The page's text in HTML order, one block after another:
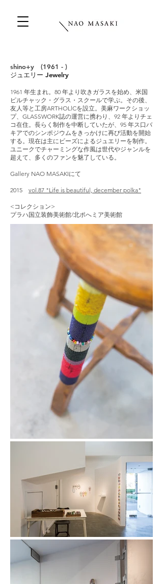
shino+y (1961 - )
ジュエリー Jewelry
1961 年生まれ。80 年より吹きガラスを始め、米国
ピルチャック・グラス・スクールで学ぷ。その後、
友人等と工房ARTHOLlCを設立。美麻ワークショッ
プ、GLASSWORK誌の運営に携わり、92 年よりチェ
コ在住。長らく制作を中断していたが、95 年ス口バ
キアでのシンポジウムをきっかけに再び活動を開始
する。現在は主にビーズによるジュエリーを制作。
ユニークでチャーミングな作風は世代やジャンルを
超えて、多くのファンを魅了している。
Gallery NAO MASAKIにて
2015 vol.87 "Life is beautiful, december polka"
<コレクション>
プラハ国立装飾美術館/北ポへミア美術館